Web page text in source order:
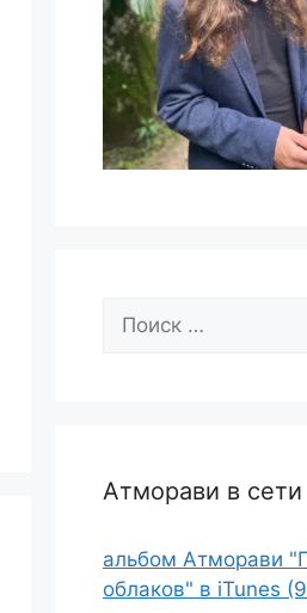
Поиск:
Атморави в сети
альбом Атморави
облаков" в iTunes